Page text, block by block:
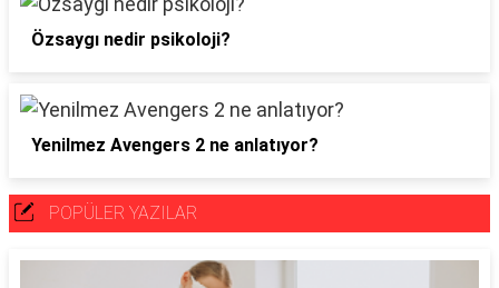
Özsaygı nedir psikoloji?
Yenilmez Avengers 2 ne anlatıyor?
POPÜLER YAZILAR